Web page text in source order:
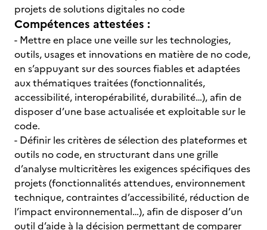
projets de solutions digitales no code
Compétences attestées :
- Mettre en place une veille sur les technologies,
outils, usages et innovations en matière de no code,
en s’appuyant sur des sources fiables et adaptées
aux thématiques traitées (fonctionnalités,
accessibilité, interopérabilité, durabilité…), afin de
disposer d’une base actualisée et exploitable sur le
code.
- Définir les critères de sélection des plateformes et
outils no code, en structurant dans une grille
d’analyse multicritères les exigences spécifiques des
projets (fonctionnalités attendues, environnement
technique, contraintes d’accessibilité, réduction de
l’impact environnemental…), afin de disposer d’un
outil d’aide à la décision permettant de comparer